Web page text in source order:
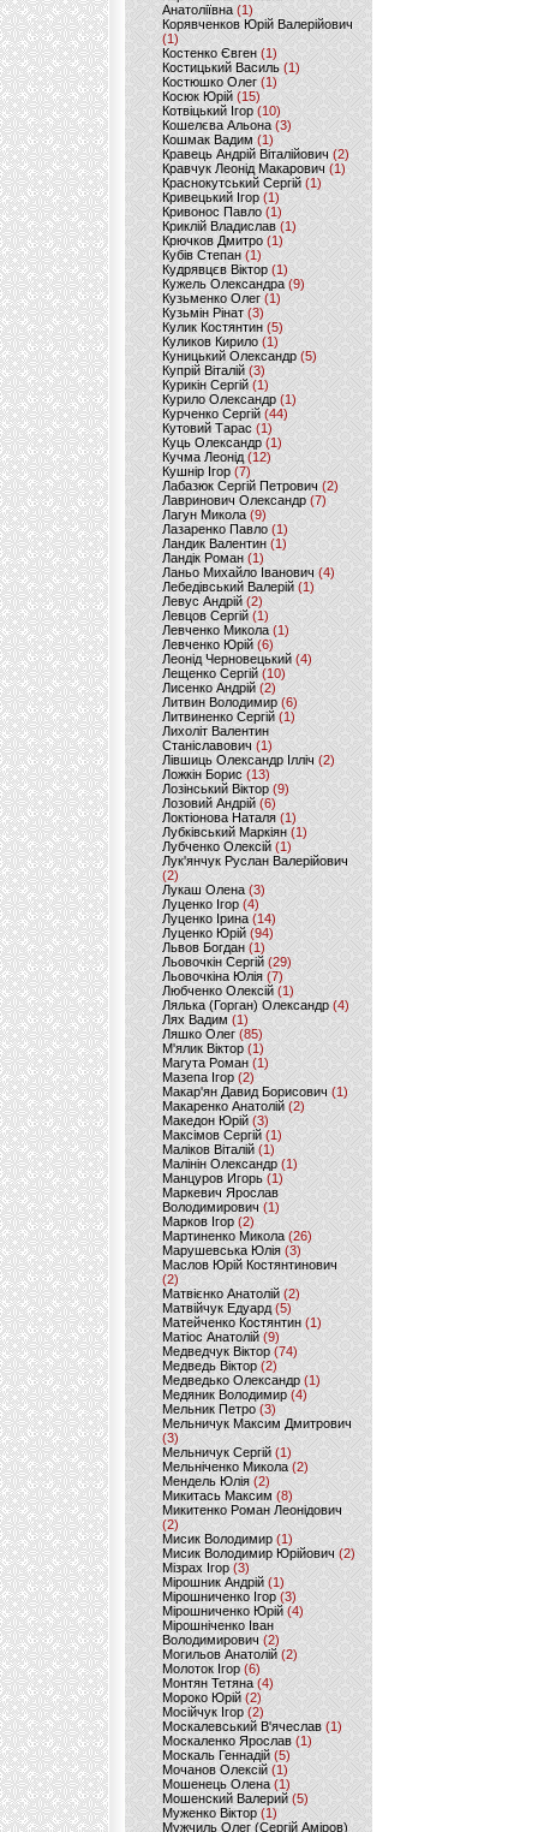
Анатоліївна (1)
Корявченков Юрій Валерійович
(1)
Костенко Євген (1)
Костицький Василь (1)
Костюшко Олег (1)
Косюк Юрій (15)
Котвіцький Ігор (10)
Кошелєва Альона(3)
Кошмак Вадим (1)
Кравець Андрій Віталійович (2)
Кравчук Леонід Макарович (1)
Краснокутський Сергій (1)
Кривецький Ігор (1)
Кривонос Павло (1)
Криклій Владислав (1)
Крючков Дмитро(1)
Кубів Степан(1)
Кудрявцєв Віктор (1)
Кужель Олександра (9)
Кузьменко Олег (1)
Кузьмін Рінат(3)
Кулик Костянтин(5)
Куликов Кирило (1)
Куницький Олександр (5)
Купрій Віталій (3)
Курикін Сергій(1)
Курило Олександр (1)
Курченко Сергій (44)
Кутовий Тарас (1)
Куць Олександр (1)
Кучма Леонід (12)
Кушнір Ігор(7)
Лабазюк Сергій Петрович (2)
Лавринович Олександр(7)
Лагун Микола(9)
Лазаренко Павло (1)
Ландик Валентин (1)
Ландік Роман (1)
Ланьо Михайло Іванович(4)
Лебедівський Валерій(1)
Левус Андрій(2)
Левцов Сергій (1)
Левченко Микола (1)
Левченко Юрій (6)
Леонід Черновецький (4)
Лещенко Сергій (10)
Лисенко Андрій (2)
Литвин Володимир (6)
Литвиненко Сергій (1)
Лихоліт Валентин
Станіславович (1)
Лівшиць Олександр Ілліч (2)
Ложкін Борис(13)
Лозінський Віктор(9)
Лозовий Андрій (6)
Локтіонова Наталя (1)
Лубківський Маркіян(1)
Лубченко Олексій (1)
Лук'янчук Руслан Валерійович
(2)
Лукаш Олена (3)
Луценко Ігор (4)
Луценко Ірина (14)
Луценко Юрій (94)
Львов Богдан (1)
Льовочкін Сергій (29)
Льовочкіна Юлія(7)
Любченко Олексій(1)
Лялька (Горган) Олександр(4)
Лях Вадим (1)
Ляшко Олег (85)
М'ялик Віктор(1)
Магута Роман(1)
Мазепа Ігор (2)
Макар'ян Давид Борисович(1)
Макаренко Анатолій (2)
Македон Юрій(3)
Максімов Сергій (1)
Маліков Віталій (1)
Малінін Олександр (1)
Манцуров Игорь (1)
Маркевич Ярослав
Володимирович (1)
Марков Ігор (2)
Мартиненко Микола (26)
Марушевська Юлія (3)
Маслов Юрій Костянтинович
(2)
Матвієнко Анатолій (2)
Матвійчук Едуард(5)
Матейченко Костянтин (1)
Матіос Анатолій (9)
Медведчук Віктор(74)
Медведь Віктор (2)
Медведько Олександр (1)
Медяник Володимир(4)
Мельник Петро (3)
Мельничук Максим Дмитрович
(3)
Мельничук Сергій (1)
Мельніченко Микола (2)
Мендель Юлія (2)
Микитась Максим (8)
Микитенко Роман Леонідович
(2)
Мисик Володимир (1)
Мисик Володимир Юрійович(2)
Мізрах Ігор(3)
Мірошник Андрій(1)
Мірошниченко Ігор (3)
Мірошниченко Юрій(4)
Мірошніченко Іван
Володимирович (2)
Могильов Анатолій (2)
Молоток Ігор (6)
Монтян Тетяна (4)
Мороко Юрій(2)
Мосійчук Ігор (2)
Москалевський В'ячеслав (1)
Москаленко Ярослав (1)
Москаль Геннадій (5)
Мочанов Олексій(1)
Мошенець Олена(1)
Мошенский Валерий (5)
Муженко Віктор (1)
Мужчиль Олег (Сергій Аміров)